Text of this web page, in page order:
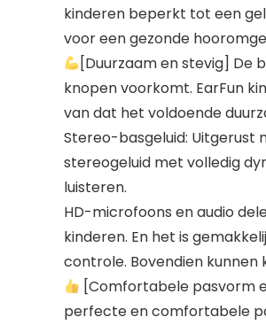
kinderen beperkt tot een
voor een gezonde
[Duurzaam en stevig] De
knopen voorkomt. EarFun
van dat het voldoende
Stereo-basgeluid: Uitgerust
stereogeluid met volledig
luisteren.
HD-microfoons en audio
kinderen. En het is
controle. Bovendien
[Comfortabele pasvorm
perfecte en comfortabele